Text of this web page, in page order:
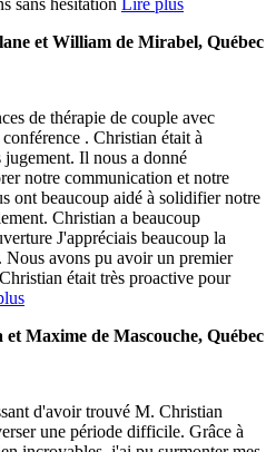
sans hésitation
Lire plus
et William de Mirabel, Québec
de thérapie de couple avec
. Christian était à
jugement. Il nous a donné
notre communication et notre
ont beaucoup aidé à solidifier notre
Christian a beaucoup
J'appréciais beaucoup la
avons pu avoir un premier
était très proactive pour
et Maxime de Mascouche, Québec
d'avoir trouvé M. Christian
une période difficile. Grâce à